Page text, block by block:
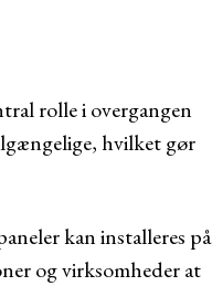
rolle i overgangen
hvilket gør
kan installeres på
og virksomheder at